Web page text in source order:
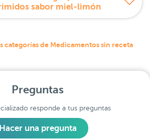
sabor miel-limón
categorías de Medicamentos sin receta
Preguntas
responde a tus preguntas
Hacer una pregunta